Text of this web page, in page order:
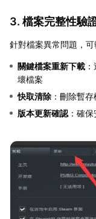
3. 檔案完整性驗
針對檔案異常問題，可
關鍵檔案重新下載
壞檔案
快取清除 ：刪除暫
版本更新確認 ：確